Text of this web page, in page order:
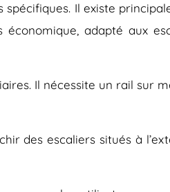
Il existe
adapté aux
Il nécessite un rail sur
des escaliers situés à